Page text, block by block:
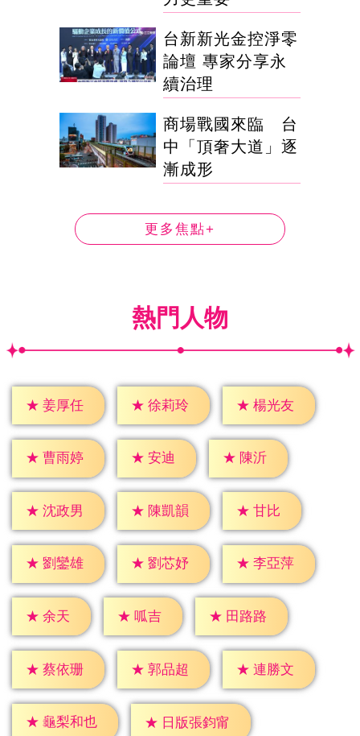
台新新光金控淨零
論壇 專家分享永
續治理
商場戰國來臨 台
中「頂奢大道」逐
漸成形
更多焦點+
熱門人物
★ 姜厚任 ★ 徐莉玲 ★ 楊光友
★ 曹雨婷 ★ 安迪 ★ 陳沂
★ 沈政男 ★ 陳凱韻 ★ 甘比
★ 劉鑾雄 ★ 劉芯妤 ★ 李亞萍
★ 余天 ★ 呱吉 ★ 田路路
★ 蔡依珊 ★ 郭品超 ★ 連勝文
★ 龜梨和也 ★ 日版張鈞甯